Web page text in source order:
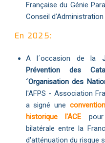
Française du Génie
Conseil
En 2025:
A l´occasion de la
Prévention des
´Organisation des
l'AFPS - Association
a signé une
historique l'ACE
bilatérale entre la
d'atténuation du risque